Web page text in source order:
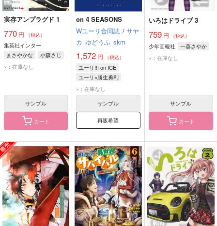
実存アンプラグド 1
770 円 （税込）
集英社インター
まさやかな
小森さじ
伊藤隼之介
×：在庫なし
サンプル
カート
on 4 SEASONS
Wユーリ合同誌 / サヤ
カ ゆどうふ skm
1,572 円 （税込）
ユーリ!!! on ICE
ユーリ×勝生勇利
ユーリ・プリセツキー
勝生勇利
×：在庫なし
サンプル
再販希望
いろはドライブ 3
759円 （税込）
少年画報社
一葵さやか
×：在庫なし
サンプル
カート